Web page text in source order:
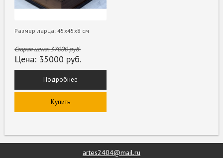
Размер ларца: 45х45х8 см
Старая цена:37000руб.
Цена: 35000 руб.
Подробнее
Купить
artes2404@mail.ru